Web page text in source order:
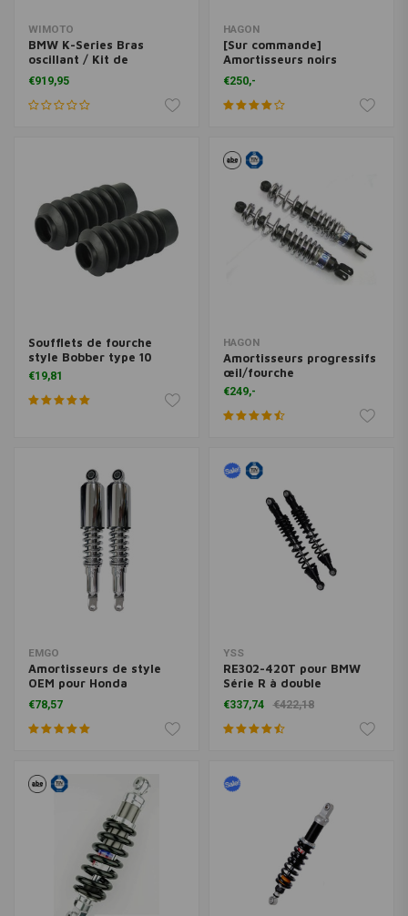
WIMOTO
BMW K-Series Bras
oscillant / Kit de
suspension Pro-link Noir
€919,95
HAGON
[Sur commande]
Amortisseurs noirs
entièrement carénés
personnalisés
€250,-
Soufflets de fourche
style Bobber type 10
€19,81
HAGON
Amortisseurs progressifs
œil/fourche
€249,-
EMGO
Amortisseurs de style
OEM pour Honda
(Sélectionnez le modèle)
€78,57
YSS
RE302-420T pour BMW
Série R à double
amortisseur Bobber
420mm
€337,74 €422,18